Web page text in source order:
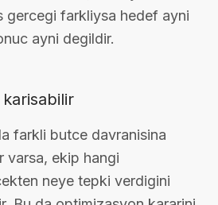
gercegi farkliysa hedef ayni
ayni degildir.
farkli butce davranisina
varsa, ekip hangi
neye tepki verdigini